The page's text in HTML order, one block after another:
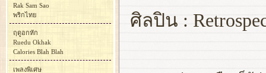
ศิลปิน :
Rak Sam Sao
พริกไทย
ฤดูอกหัก
Ruedu Okhak
Calories Blah Blah
เพลงพิเศษ